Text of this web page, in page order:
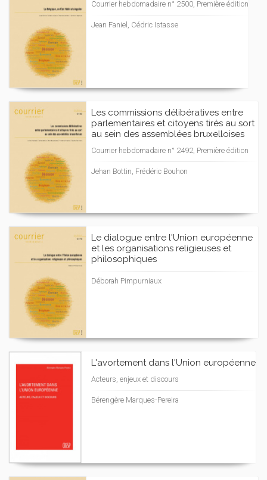
Courrier hebdomadaire n° 2500, Première édition
Jean Faniel, Cédric Istasse
Les commissions délibératives entre
parlementaires et citoyens tirés au sort
au sein des assemblées bruxelloises
Courrier hebdomadaire n° 2492, Première édition
Jehan Bottin, Frédéric Bouhon
Le dialogue entre l'Union européenne
et les organisations religieuses et
philosophiques
Déborah Pimpurniaux
L'avortement dans l'Union européenne
Acteurs, enjeux et discours
Bérengère Marques-Pereira